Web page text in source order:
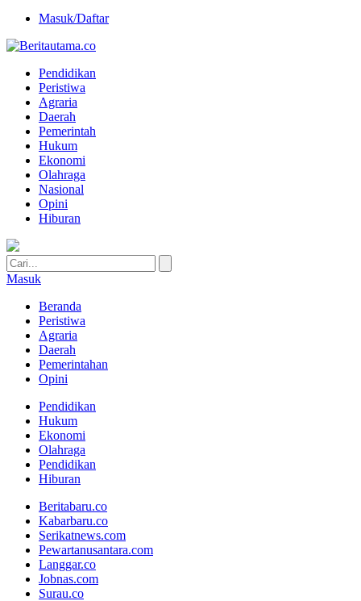
Masuk/Daftar
Pendidikan
Peristiwa
Agraria
Daerah
Pemerintah
Hukum
Ekonomi
Olahraga
Nasional
Opini
Hiburan
Masuk
Beranda
Peristiwa
Agraria
Daerah
Pemerintahan
Opini
Pendidikan
Hukum
Ekonomi
Olahraga
Pendidikan
Hiburan
Beritabaru.co
Kabarbaru.co
Serikatnews.com
Pewartanusantara.com
Langgar.co
Jobnas.com
Surau.co